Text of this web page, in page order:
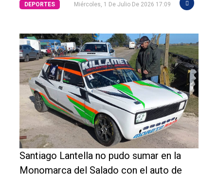
DEPORTES Miércoles, 1 De Julio De 2026 17:09
Santiago Lantella no pudo sumar en la
Monomarca del Salado con el auto de